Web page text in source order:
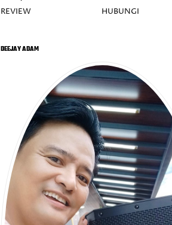
REVIEW
HUBUNGI
DEEJAY ADAM